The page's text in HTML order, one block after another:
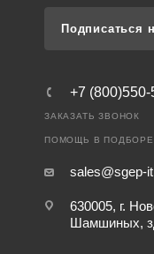
Подписаться
+7 (800)550-
ЗАКАЗАТЬ ЗВОНОК
ПОМОЩЬ В ПОДБОРЕ
sales@sgep-
630005, г.
Шамшиных,